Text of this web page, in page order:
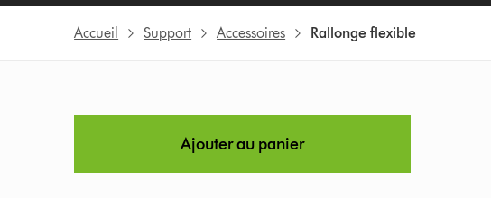
Accueil Support Accessoires Rallonge flexible
Ajouter au panier